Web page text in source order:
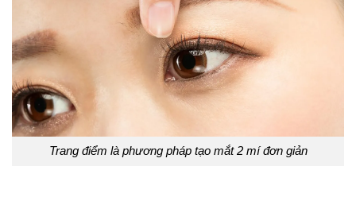
Trang điểm là phương pháp tạo mắt 2 mí đơn giản